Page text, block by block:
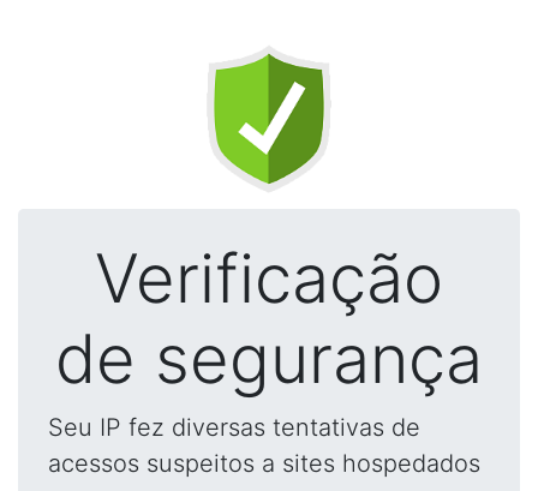
Verificação
de segurança
Seu IP fez diversas tentativas de
acessos suspeitos a sites hospedados